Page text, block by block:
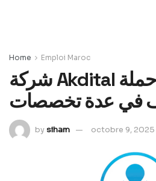
Home Emploi Maroc
شركة Akdital تعلن عن حملة
في عدة تخصصات
bysiham octobre 9, 2025